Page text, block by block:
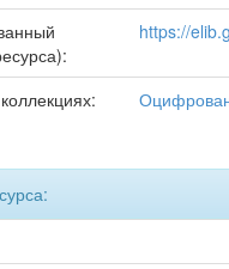
https://